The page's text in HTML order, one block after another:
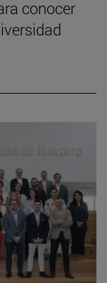
conocer